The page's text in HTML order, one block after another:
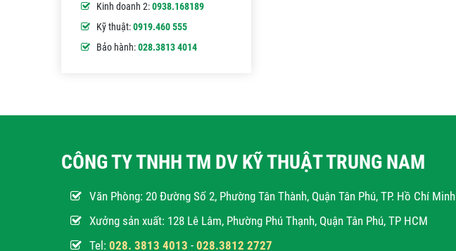
Kinh doanh 2:0938.168189
Kỹ thuật:0919.460 555
Bảo hành:028.3813 4014
CÔNG TY TNHH TM DV KỸ THUẬT TRUNG NAM
Văn Phòng: 20 Đường Số 2, Phường Tân Thành, Quận Tân Phú, TP. Hồ Chí Minh
Xưởng sản xuất: 128 Lê Lâm, Phường Phú Thạnh, Quận Tân Phú, TP HCM
Tel: 028. 3813 4013 - 028.3812 2727